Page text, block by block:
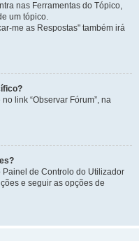
nas Ferramentas do Tópico,
um tópico.
me as Respostas" também irá
link “Observar Fórum”, na
Painel de Controlo do Utilizador
e seguir as opções de